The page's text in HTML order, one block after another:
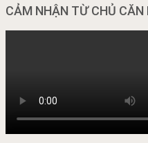
CẢM NHẬN TỪ CHỦ CĂN